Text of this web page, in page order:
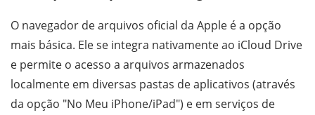
O navegador de arquivos oficial da Apple é a opção
mais básica. Ele se integra nativamente ao iCloud Drive
e permite o acesso a arquivos armazenados
localmente em diversas pastas de aplicativos (através
da opção "No Meu iPhone/iPad") e em serviços de